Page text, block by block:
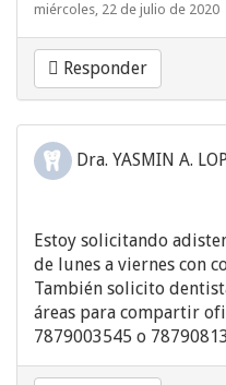
miércoles, 22 de julio de 2020
Responder
Dra. YASMIN A.
Estoy solicitando
de lunes a viernes con
También solicito
áreas para compartir
7879003545 o